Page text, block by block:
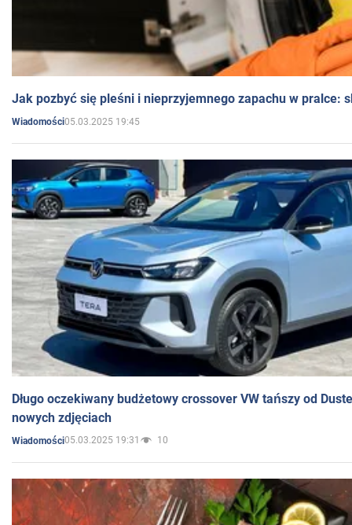
Jak pozbyć się pleśni i nieprzyjemnego zapachu w pralce:
Wiadomości05.03.2025 19:45
Długo oczekiwany budżetowy crossover VW tańszy od
nowych zdjęciach
Wiadomości05.03.2025 19:31 10